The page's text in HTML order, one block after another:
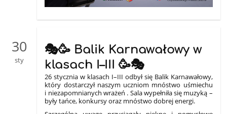
30
sty
🎭🥳 Balik Karnawałowy w
klasach I–III 🥳🎭
26 stycznia w klasach I–III odbył się Balik Karnawałowy,
który dostarczył naszym uczniom mnóstwo uśmiechu
i niezapomnianych wrażeń . Sala wypełniła się muzyką –
były tańce, konkursy oraz mnóstwo dobrej energi.